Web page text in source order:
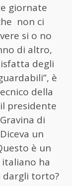
giornate
non ci
si o no
di altro,
degli
è
della
presidente
di
un
è un
ha
dargli torto?